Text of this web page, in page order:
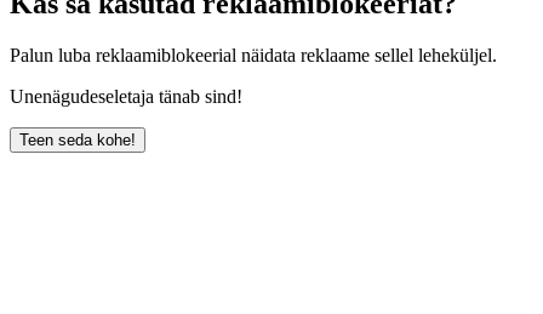
Palun luba reklaamiblokeerial näidata reklaame sellel leheküljel.
Unenägudeseletaja tänab sind!
Teen seda kohe!